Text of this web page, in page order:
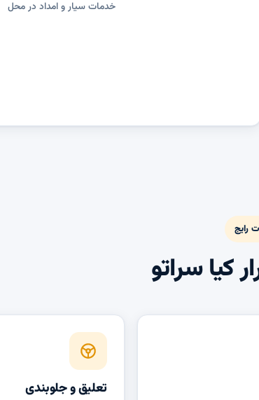
خدمات سیار و امداد در محل
رایج
کیا سراتو
تعلیق و جلوبندی